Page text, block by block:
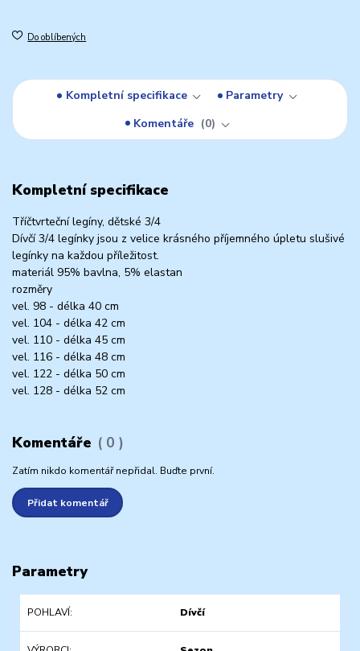
Do oblíbených
Kompletní specifikace
Parametry
Komentáře
0
Kompletní specifikace
Tříčtvrteční legíny, dětské 3/4
Dívčí 3/4 legínky jsou z velice krásného příjemného úpletu slušivé
legínky na každou příležitost.
materiál 95% bavlna, 5% elastan
rozměry
vel. 98 - délka 40 cm
vel. 104 - délka 42 cm
vel. 110 - délka 45 cm
vel. 116 - délka 48 cm
vel. 122 - délka 50 cm
vel. 128 - délka 52 cm
Komentáře 0
Zatím nikdo komentář nepřidal. Buďte první.
Přidat komentář
Parametry
POHLAVÍ Dívčí